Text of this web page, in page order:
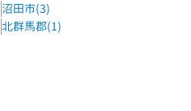
沼田市(3)
北群馬郡(1)